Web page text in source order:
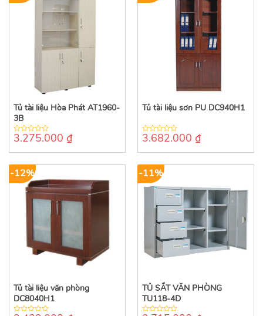
Tủ tài liệu Hòa Phát AT1960-
3B
0
of
3.275.000 ₫
Tủ tài liệu sơn PU DC940H1
0
of
3.682.000 ₫
-12%
Tủ tài liệu văn phòng
DC8040H1
-11%
TỦ SẮT VĂN PHÒNG
TU118-4D